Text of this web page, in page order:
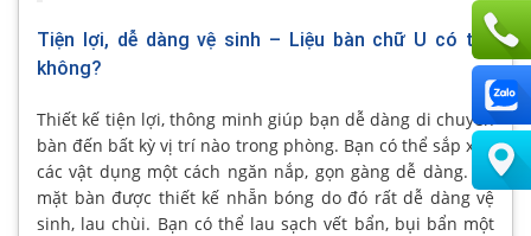
Tiện lợi, dễ dàng vệ sinh – Liệu bàn chữ U có tốt
không?
Thiết kế tiện lợi, thông minh giúp bạn dễ dàng di chuyển
bàn đến bất kỳ vị trí nào trong phòng. Bạn có thể sắp xếp
các vật dụng một cách ngăn nắp, gọn gàng dễ dàng. Bề
mặt bàn được thiết kế nhẵn bóng do đó rất dễ dàng vệ
sinh, lau chùi. Bạn có thể lau sạch vết bẩn, bụi bẩn một